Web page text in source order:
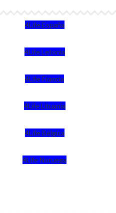
4Life España
4Life Letonia
4Life Francia
4Life Lituania
4Life Bélgica
4Life Noruega